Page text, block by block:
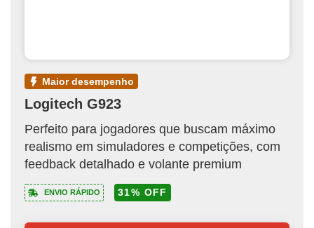
maior desempenho
Logitech G923
Perfeito para jogadores que buscam máximo
realismo em simuladores e competições, com
feedback detalhado e volante premium
ENVIO RÁPIDO 31% OFF